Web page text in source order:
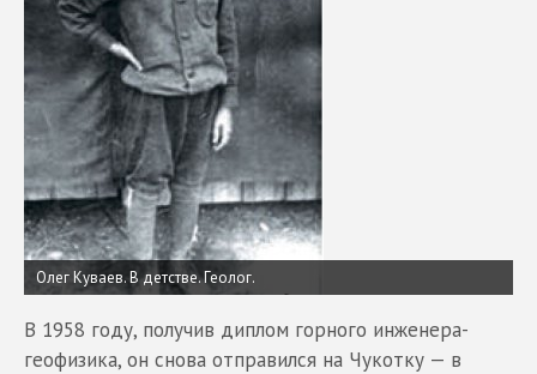
Олег Куваев. В детстве. Геолог.
В 1958 году, получив диплом горного инженера-
геофизика, он снова отправился на Чукотку — в